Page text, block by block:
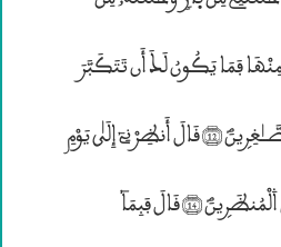
مِنْهَا فَمَا يَكُونُ لَــكَ أَن تَتَكَبَّرَ
فِيهَا فَاخْرُجِ اِنَّــكَ مِنَ ۰لصَّــٰغِرۣينَؐ (12) قَالَ أَنظِرْنِىٓ إِلَيٰ يَوْمِ
يُبْعَثُونَؐ (13) قَالَ إِنَّــكَ مِنَ ۰لْمُنظَرۣينَؐ (14) قَالَ فَبِمَآ